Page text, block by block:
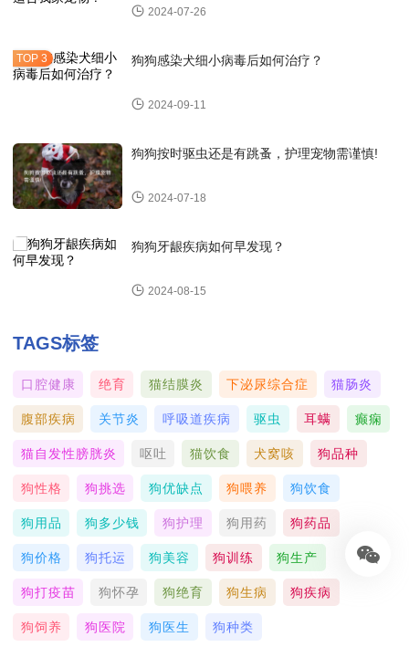
2024-07-26
狗狗感染犬细小病毒后如何治疗？
2024-09-11
狗狗按时驱虫还是有跳蚤，护理宠物需谨慎!
2024-07-18
狗狗牙龈疾病如何早发现？
2024-08-15
TAGS标签
口腔健康 绝育 猫结膜炎 下泌尿综合症 猫肠炎
腹部疾病 关节炎 呼吸道疾病 驱虫 耳螨 癫痫
猫自发性膀胱炎 呕吐 猫饮食 犬窝咳 狗品种
狗性格 狗挑选 狗优缺点 狗喂养 狗饮食
狗用品 狗多少钱 狗护理 狗用药 狗药品
狗价格 狗托运 狗美容 狗训练 狗生产
狗打疫苗 狗怀孕 狗绝育 狗生病 狗疾病
狗饲养 狗医院 狗医生 狗种类